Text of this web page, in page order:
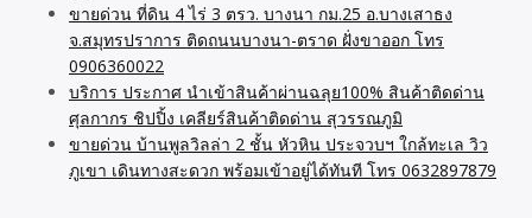
ขายด่วน ที่ดิน 4 ไร่ 3 ตรว. บางนา กม.25 อ.บางเสาธง
จ.สมุทรปราการ ติดถนนบางนา-ตราด ฝั่งขาออก โทร
0906360022
บริการ ประกาศ นำเข้าสินค้าผ่านฉลุย100% สินค้าติดด่าน
ศุลกากร ชิปปิ้ง เคลียร์สินค้าติดด่าน สุวรรณภูมิ
ขายด่วน บ้านพูลวิลล่า 2 ชั้น หัวหิน ประจวบฯ ใกล้ทะเล วิว
ภูเขา เดินทางสะดวก พร้อมเข้าอยู่ได้ทันที โทร 0632897879